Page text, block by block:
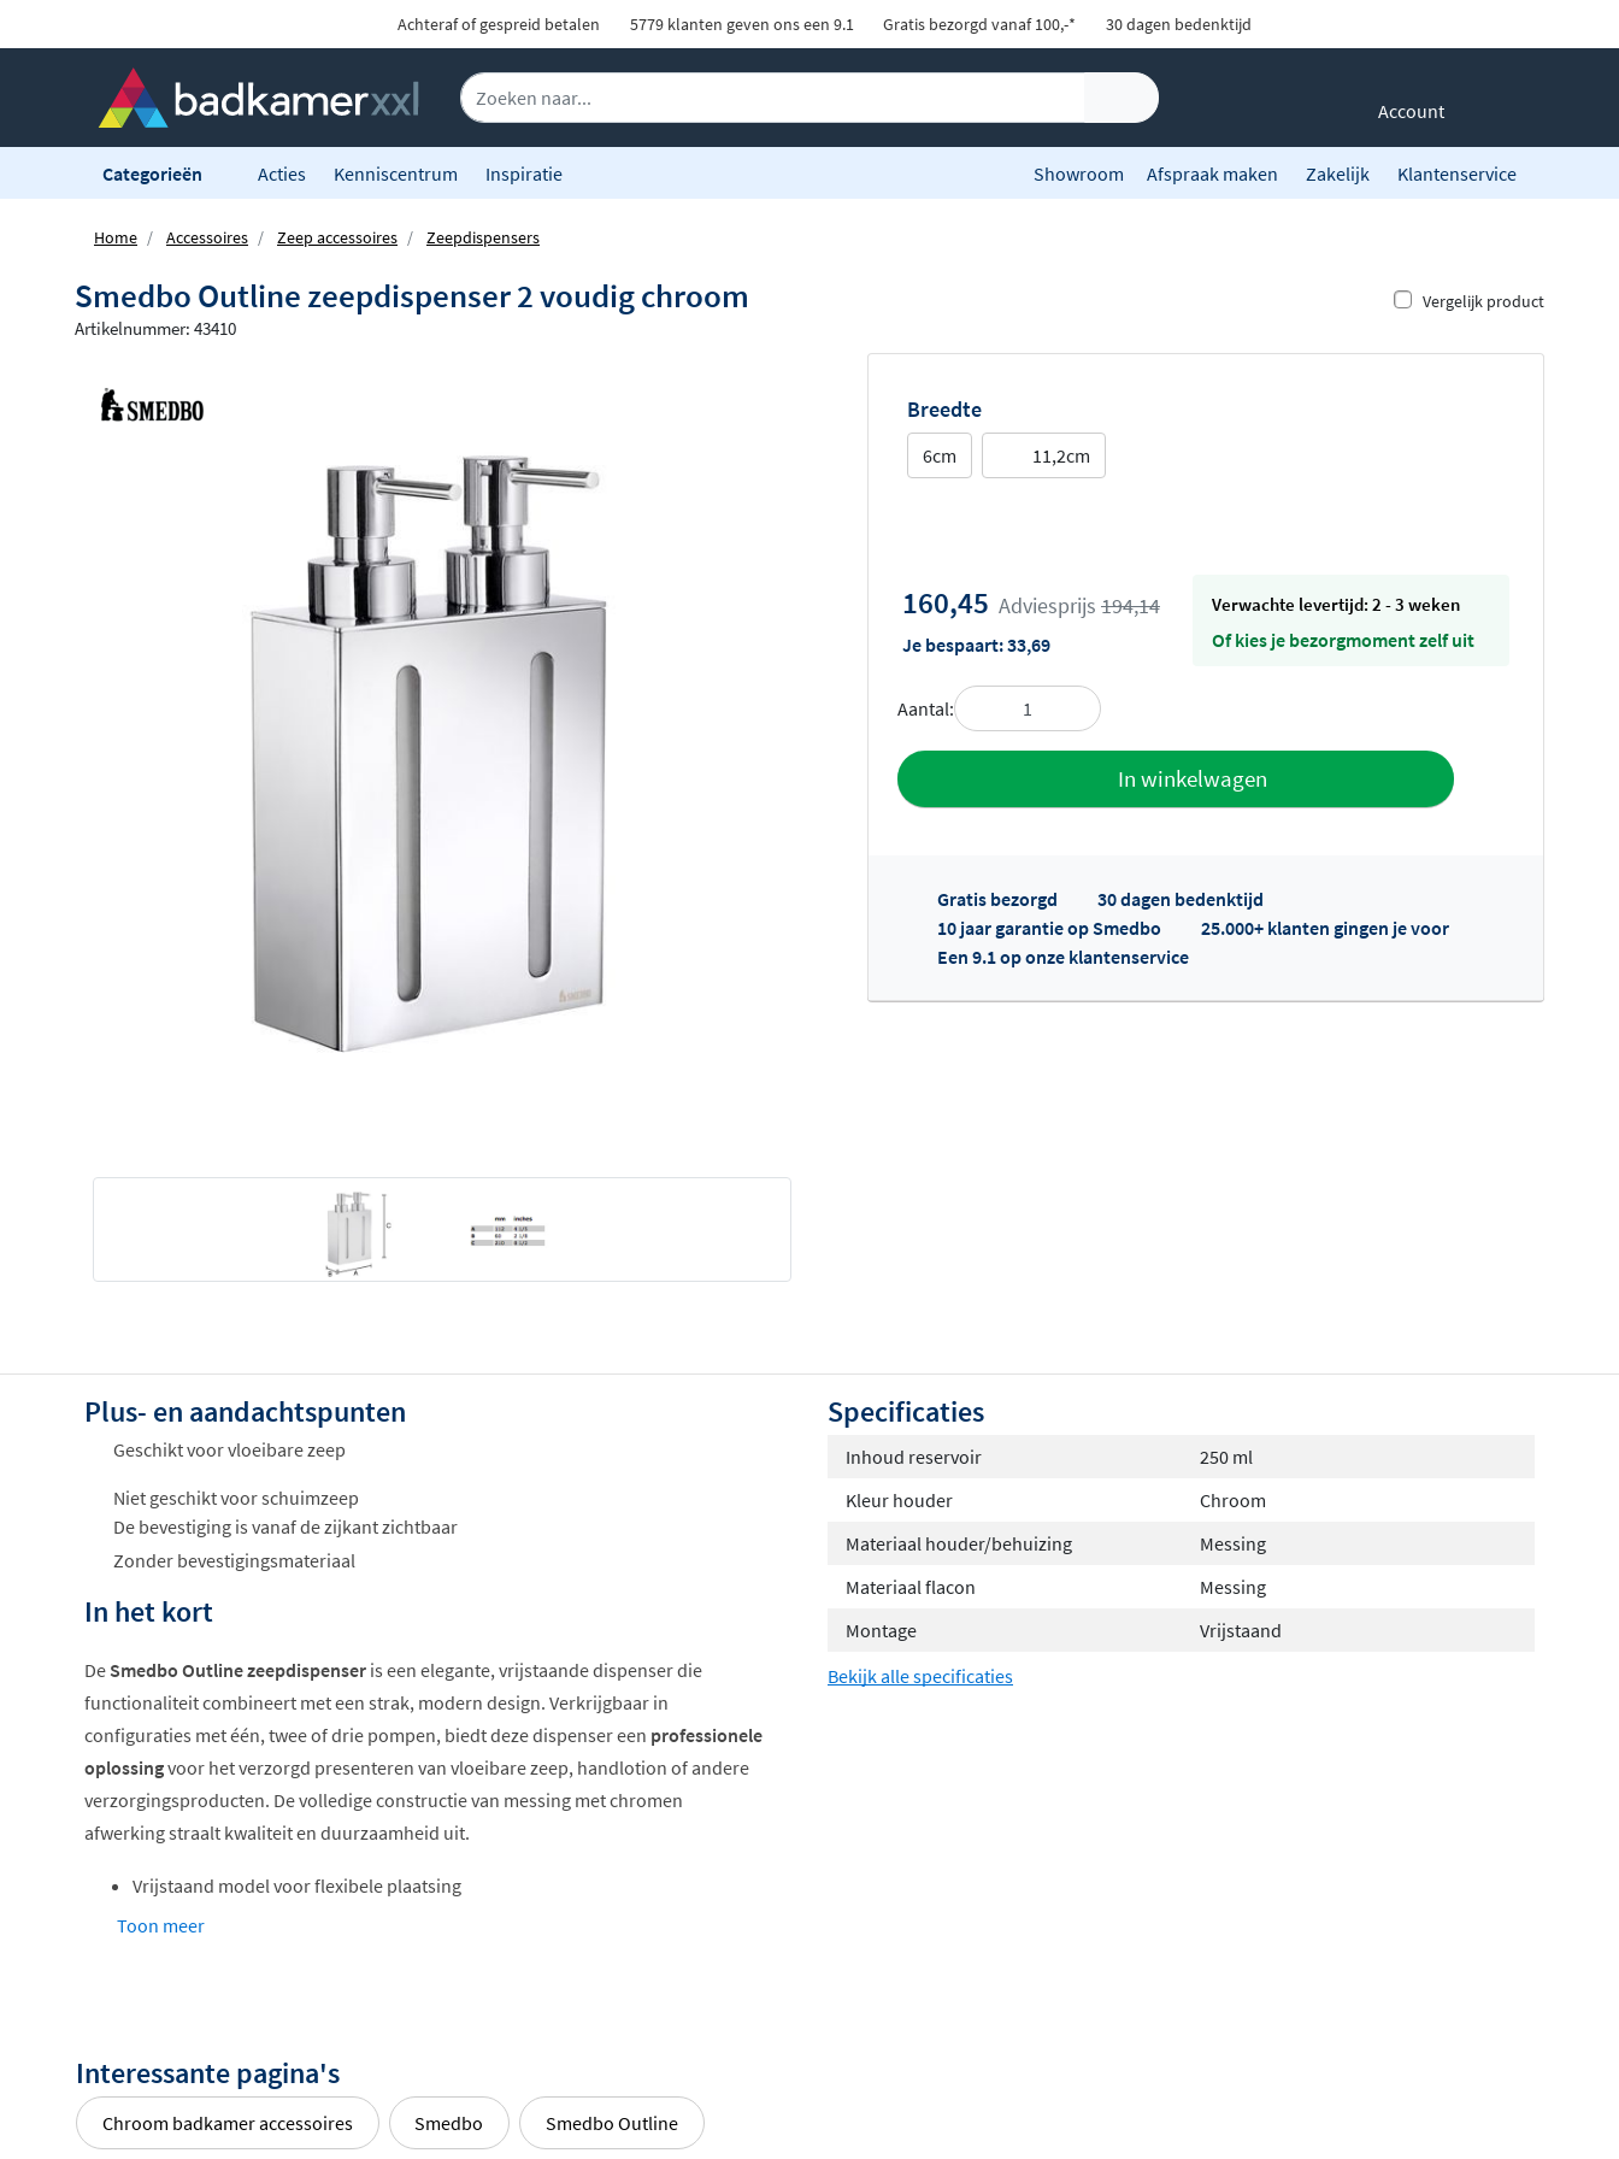
Achteraf of gespreid betalen 5779 klanten geven ons een 9.1 Gratis bezorgd vanaf 100,-* 30 dagen bedenktijd
Account
Categorieën Acties Kenniscentrum Inspiratie Showroom Afspraak maken Zakelijk Klantenservice
Home Accessoires Zeep accessoires Zeepdispensers
Smedbo Outline zeepdispenser 2 voudig chroom Vergelijk product
Artikelnummer: 43410
Breedte
6cm 11,2cm
160,45 Adviesprijs 194,14
Je bespaart:33,69
Verwachte levertijd: 2 - 3 weken
Of kies je bezorgmoment zelf uit
Aantal:
In winkelwagen
Toevoegen aan offerte
Offertes ophalen...
Gratis bezorgd
30 dagen bedenktijd
10 jaar garantie op Smedbo
25.000+ klanten gingen je voor
Een 9.1 op onze klantenservice
Plus- en aandachtspunten
Geschikt voor vloeibare zeep
Niet geschikt voor schuimzeep
De bevestiging is vanaf de zijkant zichtbaar
Zonder bevestigingsmateriaal
In het kort
De Smedbo Outline zeepdispenser is een elegante, vrijstaande dispenser die
functionaliteit combineert met een strak, modern design. Verkrijgbaar in
configuraties met één, twee of drie pompen, biedt deze dispenser een professionele
oplossingvoor het verzorgd presenteren van vloeibare zeep, handlotion of andere
verzorgingsproducten. De volledige constructie van messing met chromen
afwerking straalt kwaliteit en duurzaamheid uit.
Vrijstaand model voor flexibele plaatsing
Keuze uit 1, 2 of 3 pompen
Professionele uitstraling en veelzijdigheid
Deze zeepdispenser is volledig vervaardigd uithoogwaardig messing, inclusief de
Toon meer
Specificaties
Inhoud reservoir
250 ml
Kleur houder
Chroom
Materiaal houder/behuizing
Messing
Materiaal flacon
Messing
Montage
Vrijstaand
Bekijk alle specificaties
Interessante pagina's
Chroom badkamer accessoires Smedbo Smedbo Outline